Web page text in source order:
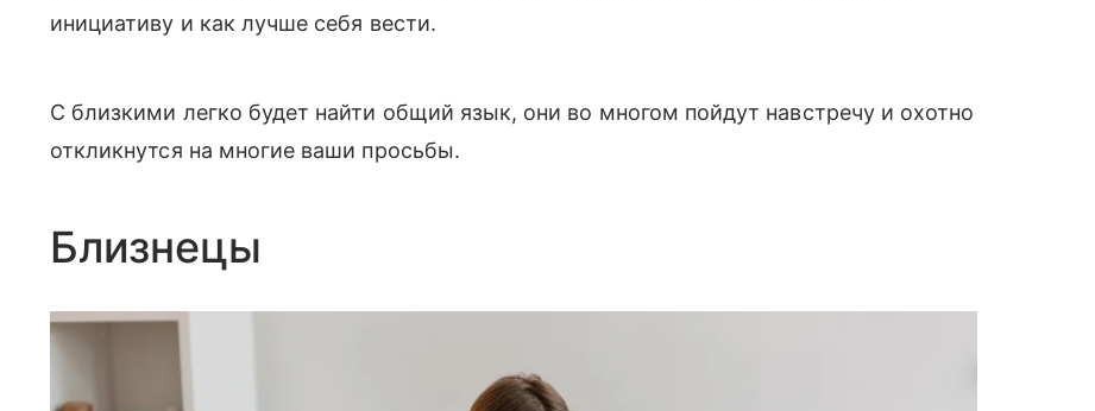
инициативу и как лучше себя вести.
С близкими легко будет найти общий язык, они во многом пойдут навстречу и охотно
откликнутся на многие ваши просьбы.
Близнецы